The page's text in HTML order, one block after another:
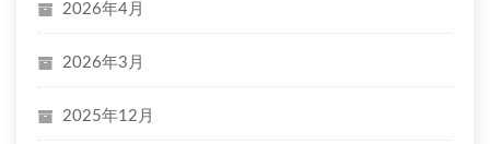
2026年4月
2026年3月
2025年12月